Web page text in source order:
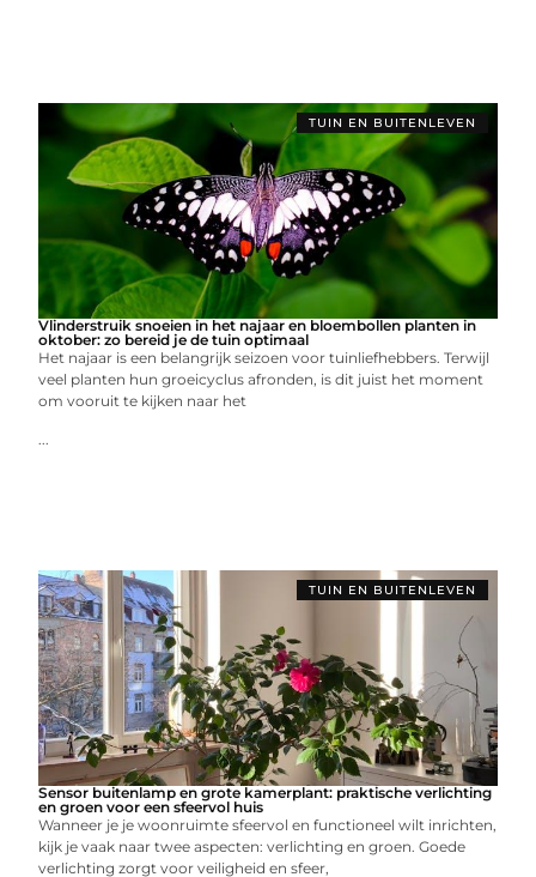
TUIN EN BUITENLEVEN
Vlinderstruik snoeien in het najaar en bloembollen planten in
oktober: zo bereid je de tuin optimaal
Het najaar is een belangrijk seizoen voor tuinliefhebbers. Terwijl
veel planten hun groeicyclus afronden, is dit juist het moment
om vooruit te kijken naar het
...
TUIN EN BUITENLEVEN
Sensor buitenlamp en grote kamerplant: praktische verlichting
en groen voor een sfeervol huis
Wanneer je je woonruimte sfeervol en functioneel wilt inrichten,
kijk je vaak naar twee aspecten: verlichting en groen. Goede
verlichting zorgt voor veiligheid en sfeer,